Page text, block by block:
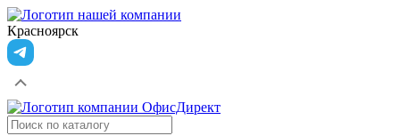
Красноярск